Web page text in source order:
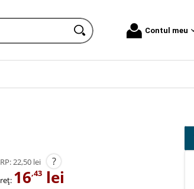
Contul meu
22,50 lei ?
16,43 lei